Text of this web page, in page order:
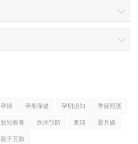
孕婦 孕期保健 孕期須知
季節照護
胎兒教養 疾病預防 產婦
愛月嫂
親子互動